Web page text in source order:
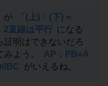
が
「(上)：(下)＝
2直線は平行 になる
証明はできないだろ
みよう。
AP：PB=A
BC がいえるね。